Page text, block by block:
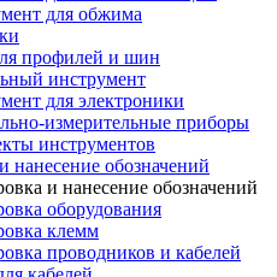
для обжима
профилей и шин
инструмент
для электроники
измерительные приборы
инструментов
нанесение обозначений
и нанесение обозначений
оборудования
клемм
проводников и кабелей